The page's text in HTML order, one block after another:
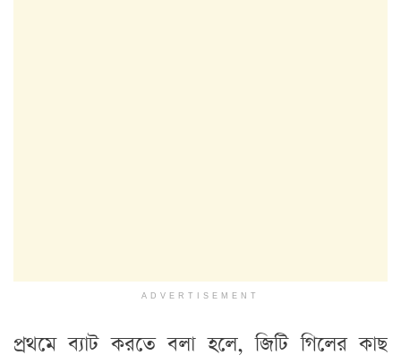
ADVERTISEMENT
প্রথমে ব্যাট করতে বলা হলে, জিটি গিলের কাছ